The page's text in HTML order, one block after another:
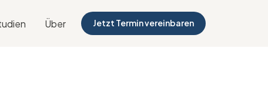
Über Jetzt Termin vereinbaren